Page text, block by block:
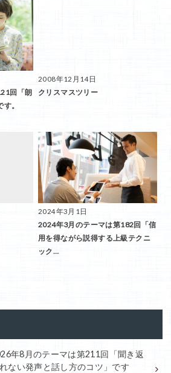
回「朗
。
2008年12月14日
クリスマスツリー
2024年3月1日
2024年3月のテーマは第182回「信
用を得ながら説得する上級テクニ
ック…
年8月のテーマは第211回「聞き返
ない発声と話し方のコツ」です